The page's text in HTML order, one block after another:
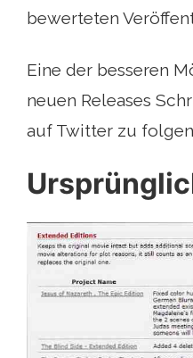
bewerteten
Eine der besseren
neuen Releases
auf Twitter zu